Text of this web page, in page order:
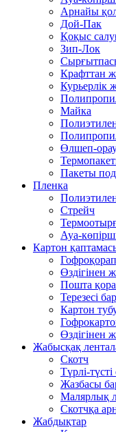
Арнайы
Дой-Пак
Қоқыс
Зип-Лок
Крафттан
Курьерлік
Майка
Өлшеп-
Пакеты
Пленка
Стрейч
Ауа-
Картон
Өздігінен
Пошта
Терезесі
Картон
Өздігінен
Жабысқақ
Скотч
Түрлі-түсті
Жазбасы
Малярлық
Скотчқа
Жабдықтар